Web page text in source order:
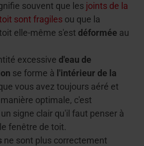
souvent que les joints de la
sont fragiles ou que la
elle-même s'est déformée au
excessive d'eau de
se forme à l'intérieur de la
vous avez toujours aéré et
optimale, c'est
signe clair qu'il faut penser à
fenêtre de toit.
ne sont plus correctement